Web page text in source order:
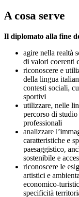
A cosa serve
Il diplomato alla fine
agire nella realtà
di valori coerenti
riconoscere e
della lingua
contesti sociali,
sportivi
utilizzare, nelle
percorso di
professionali
analizzare
caratteristiche e
paesaggistico,
sostenibile e
riconoscere le
artistici e
economico-
specificità